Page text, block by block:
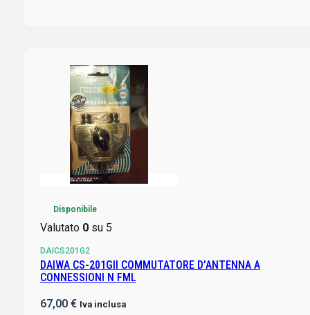
Disponibile
Valutato 0su 5
DAICS201G2
DAIWA CS-201GII COMMUTATORE D’ANTENNA A
CONNESSIONI N FML
67,00 € Iva inclusa